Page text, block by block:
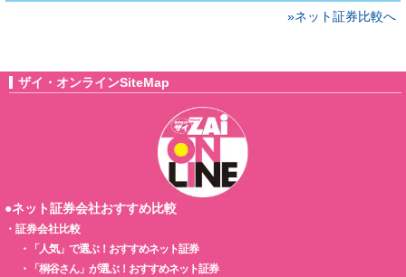
»ネット証券比較へ
ザイ・オンラインSiteMap
●ネット証券会社おすすめ比較
・ 証券会社比較
・
「人気」で選ぶ！おすすめネット証券
・
「桐谷さん」が選ぶ！おすすめネット証券